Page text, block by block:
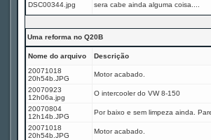
DSC00344.jpg sera cabe ainda alguma coisa....
Uma reforma no Q20B
Nome do arquivo
Descrição
20071018
20h54b.JPG
Motor acabado.
20070923
12h06a.jpg
O intercooler do VW 8-150
20070804
12h14b.JPG
Por baixo e sem limpeza ainda.
20071018
20h54b.JPG
Motor acabado.